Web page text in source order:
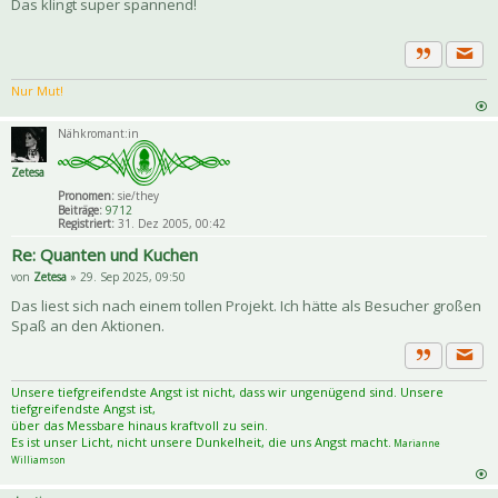
Das klingt super spannend!
Zitat
Nur Mut!
Zetesa
Nähkromant:in
Pronomen: sie/they
Beiträge: 9712
Registriert: 31. Dez 2005, 00:42
Re: Quanten und Kuchen
von Zetesa » 29. Sep 2025, 09:50
Das liest sich nach einem tollen Projekt. Ich hätte als Besucher großen
Spaß an den Aktionen.
Zitat
Unsere tiefgreifendste Angst ist nicht, dass wir ungenügend sind. Unsere
tiefgreifendste Angst ist,
über das Messbare hinaus kraftvoll zu sein.
Es ist unser Licht, nicht unsere Dunkelheit, die uns Angst macht. Marianne
Williamson